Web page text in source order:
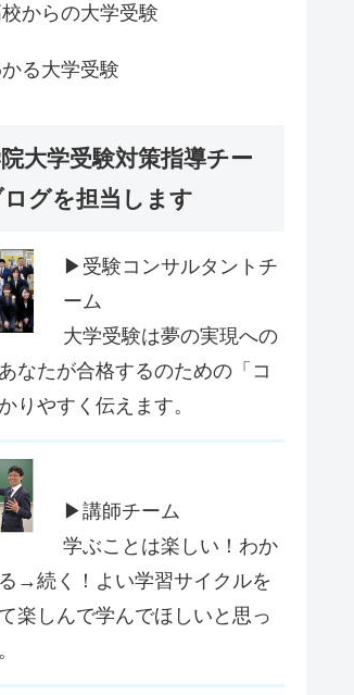
からの大学受験
る大学受験
大学受験対策指導チー
グを担当します
▶受験コンサルタントチ
ーム
大学受験は夢の実現への
なたが合格するのための「コ
りやすく伝えます。
▶講師チーム
学ぶことは楽しい！わか
→続く！よい学習サイクルを
楽しんで学んでほしいと思っ